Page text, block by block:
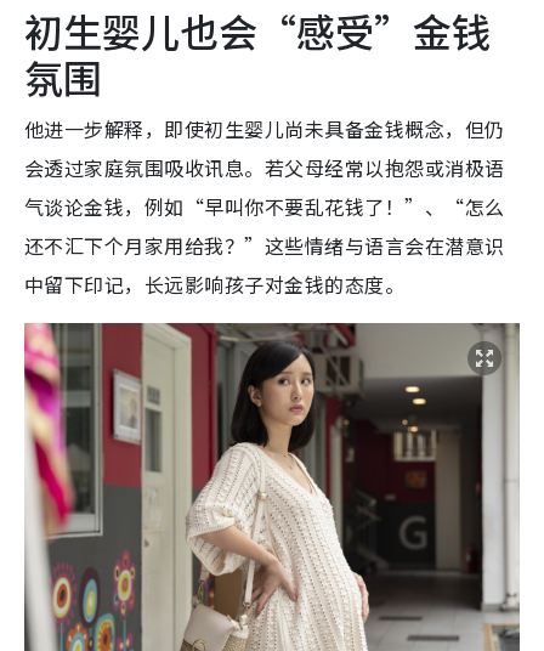
初生婴儿也会“感受”金钱
氛围
他进一步解释，即使初生婴儿尚未具备金钱概念，但仍
会透过家庭氛围吸收讯息。若父母经常以抱怨或消极语
气谈论金钱，例如“早叫你不要乱花钱了！”、“怎么
还不汇下个月家用给我？”这些情绪与语言会在潜意识
中留下印记，长远影响孩子对金钱的态度。